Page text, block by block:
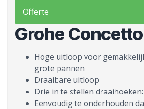
Offerte
Grohe Concetto
Hoge uitloop voor
grote pannen
Draaibare uitloop
Drie in te stellen draaihoeken:
Eenvoudig te onderhouden